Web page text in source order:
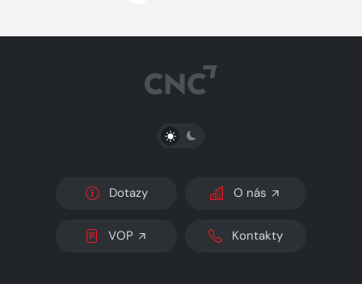
PŘEPNOUT SVĚTLÝ/TMAVÝ REŽIM
Dotazy O nás
VOP Kontakty